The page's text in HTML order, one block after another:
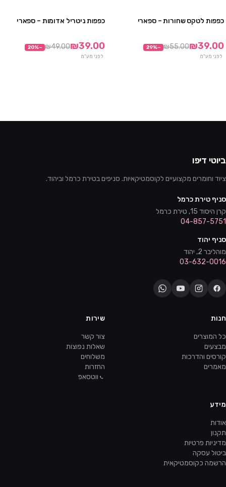
כפפות לטקס שחורות – ספארי
₪39.00
₪55.00
−
29%
לפני מע"מ
כפפות ניטריל אדומות – ספארי
₪39.00
₪49.00
−
20%
לפני מע"מ
ביוטי דיפו
ציוד וחומרים מקצועיים לקוסמטיקאיות. סניפים בטירת כרמל וביהוד.
סניף טירת כרמל
קרן היסוד 15, טירת כרמל
04-857-5751
סניף יהוד
מוהליבר 2, יהוד
03-632-0016
חנות
כל המוצרים
מבצעים
קורסים והדרכות
מאמרים
שירות
צור קשר
שאלות נפוצות
משלוחים
החזרות
ווטסאפ
מידע
אודות
תקנון
מדיניות פרטיות
ביטול עסקה
הרשמה כקוסמטיקאית